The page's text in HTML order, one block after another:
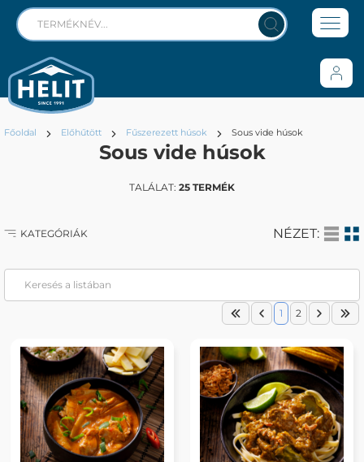
Főoldal Előhűtött Fűszerezett húsok Sous vide húsok
Sous vide húsok
TALÁLAT: 25 TERMÉK
KATEGÓRIÁK NÉZET:
1 2